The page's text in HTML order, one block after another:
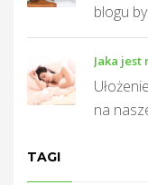
blogu
Jaka jest
na
TAGI